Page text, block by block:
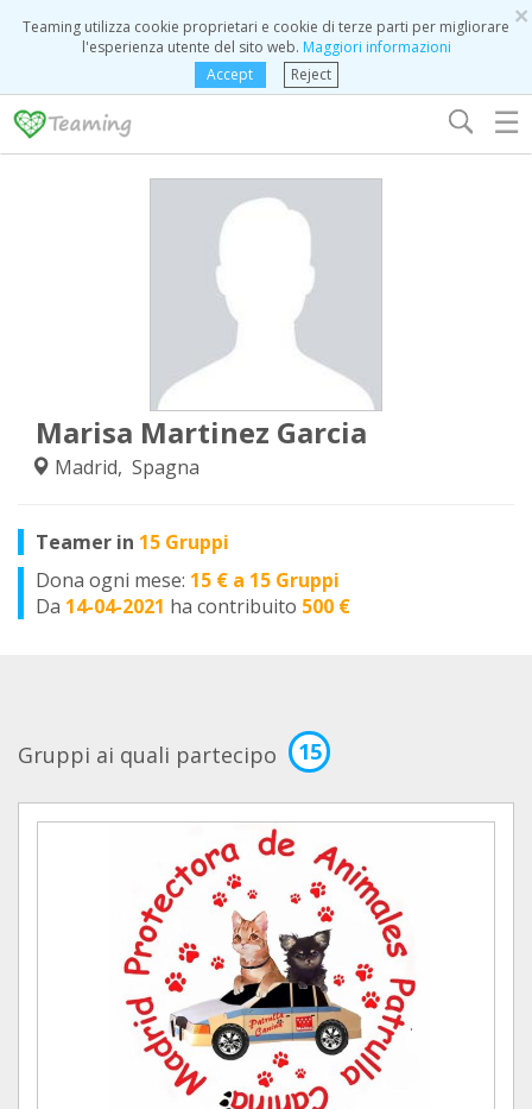
×
Teaming utilizza cookie proprietari e cookie di terze parti per migliorare
l'esperienza utente del sito web. Maggiori informazioni
Accept
Reject
☰
Marisa Martinez Garcia
Madrid, Spagna
Teamer in 15 Gruppi
Dona ogni mese: 15 € a 15 Gruppi
Da 14-04-2021 ha contribuito 500 €
Gruppi ai quali partecipo 15